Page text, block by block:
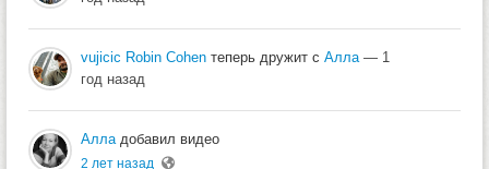
vujicic Robin Cohen теперь дружит с Алла — 1
год назад
Алладобавил видео
2 лет назад